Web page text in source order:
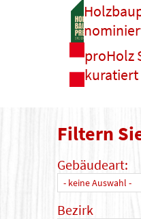
proHolz
kuratiert
Filtern
Gebäudeart:
- keine Auswahl -
Bezirk